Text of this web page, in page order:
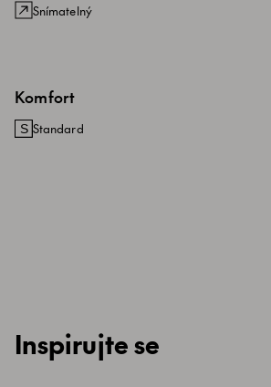
Snímatelný
Komfort
Standard
Inspirujte se